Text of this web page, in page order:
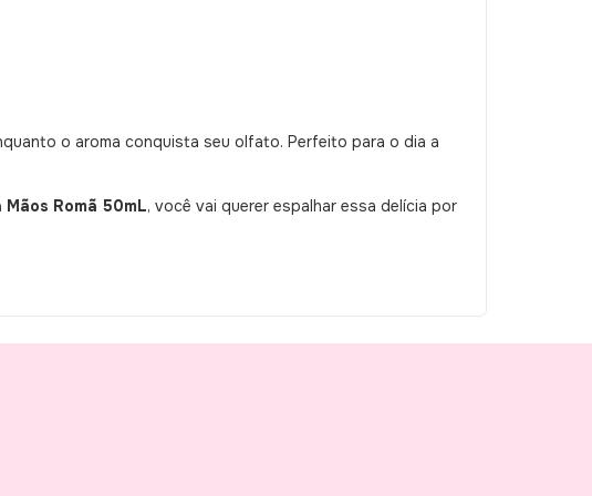
o aroma conquista seu olfato. Perfeito para o dia a
Romã 50mL, você vai querer espalhar essa delícia por